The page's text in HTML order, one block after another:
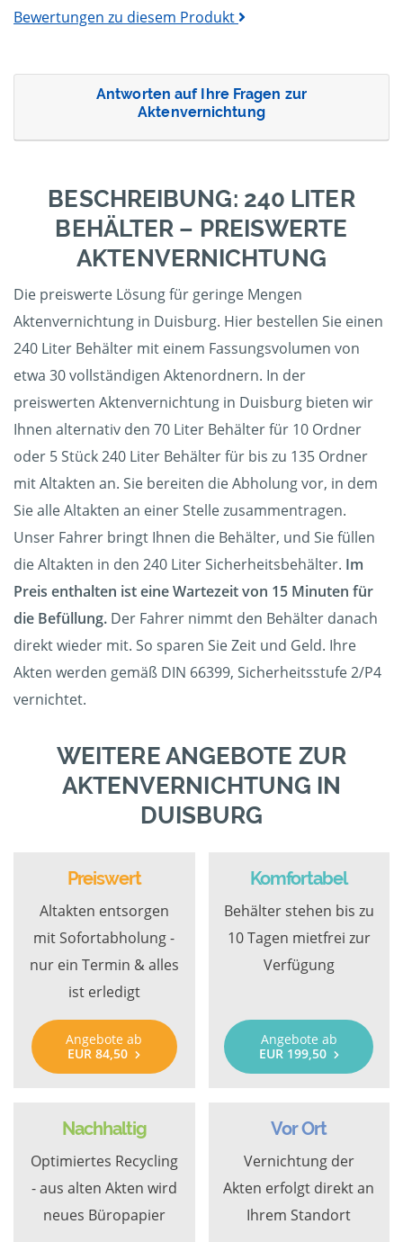
Bewertungen zu diesem Produkt
Antworten auf Ihre Fragen zur
Aktenvernichtung
BESCHREIBUNG: 240 LITER
BEHÄLTER – PREISWERTE
AKTENVERNICHTUNG
Die preiswerte Lösung für geringe Mengen
Aktenvernichtung in Duisburg. Hier bestellen Sie einen
240 Liter Behälter mit einem Fassungsvolumen von
etwa 30 vollständigen Aktenordnern. In der
preiswerten Aktenvernichtung in Duisburg bieten wir
Ihnen alternativ den 70 Liter Behälter für 10 Ordner
oder 5 Stück 240 Liter Behälter für bis zu 135 Ordner
mit Altakten an. Sie bereiten die Abholung vor, in dem
Sie alle Altakten an einer Stelle zusammentragen.
Unser Fahrer bringt Ihnen die Behälter, und Sie füllen
die Altakten in den 240 Liter Sicherheitsbehälter. Im
Preis enthalten ist eine Wartezeit von 15 Minuten für
die Befüllung. Der Fahrer nimmt den Behälter danach
direkt wieder mit. So sparen Sie Zeit und Geld. Ihre
Akten werden gemäß DIN 66399, Sicherheitsstufe 2/P4
vernichtet.
WEITERE ANGEBOTE ZUR
AKTENVERNICHTUNG IN
DUISBURG
Preiswert
Altakten entsorgen
mit Sofortabholung -
nur ein Termin & alles
ist erledigt
Angebote ab
EUR 84,50
Komfortabel
Behälter stehen bis zu
10 Tagen mietfrei zur
Verfügung
Angebote ab
EUR 199,50
Nachhaltig
Optimiertes Recycling
- aus alten Akten wird
neues Büropapier
Vor Ort
Vernichtung der
Akten erfolgt direkt an
Ihrem Standort